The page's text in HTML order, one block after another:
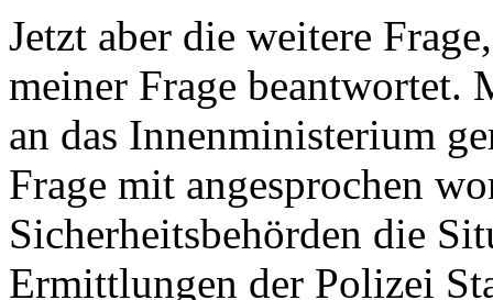
Jetzt aber die weitere
meiner Frage beantwortet.
an das Innenministerium
Frage mit angesprochen
Sicherheitsbehörden die
Ermittlungen der Polizei